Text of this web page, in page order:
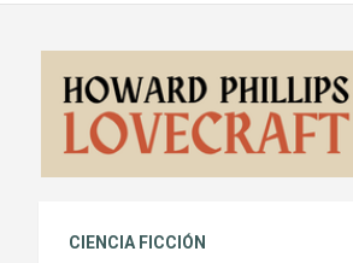
CIENCIA FICCIÓN